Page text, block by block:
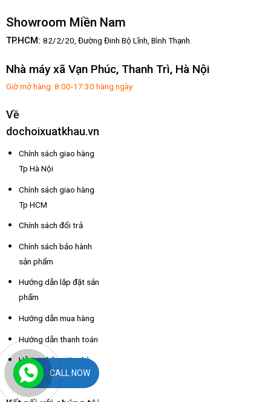
Showroom Miền Nam
TP.HCM: 82/2/20, Đường Đinh Bộ Lĩnh, Bình Thạnh.
Nhà máy xã Vạn Phúc, Thanh Trì, Hà Nội
Giờ mở hàng: 8:00-17:30 hàng ngày
Về
dochoixuatkhau.vn
Chính sách giao hàng
Tp Hà Nội
Chính sách giao hàng
Tp HCM
Chính sách đổi trả
Chính sách bảo hành
sản phẩm
Hướng dẫn lắp đặt sản
phẩm
Hướng dẫn mua hàng
Hướng dẫn thanh toán
Hỗ trợ thông tin nhà
xe các tỉnhCALL NOW